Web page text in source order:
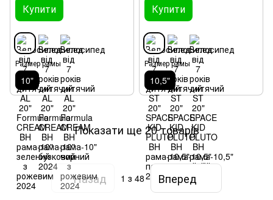
Купити
Размер рамы
10"
Купити
Размер рамы
10,5"
Показати ще 20 товарів
Назад 1 з 48 Вперед